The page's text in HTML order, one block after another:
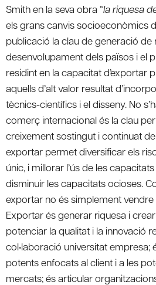
Smith en la seva obra “la riquesa
els grans canvis socioeconòmics
publicació la clau de generació de
desenvolupament dels països i el
residint en la capacitat d’exportar
aquells d’alt valor resultat
tècnics-científics i el disseny. No
comerç internacional és la clau
creixement sostingut i continuat
exportar permet diversificar els
únic, i millorar l’ús de les
disminuir les capacitats ocioses.
exportar no és simplement
Exportar és generar riquesa i
potenciar la qualitat i la innovació
col•laboració universitat empresa;
potents enfocats al client i a les
mercats; és articular